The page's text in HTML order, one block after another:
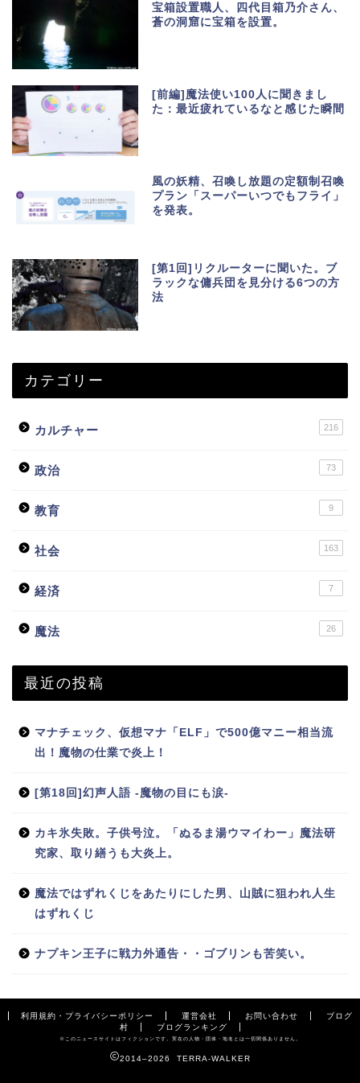
宝箱設置職人、四代目箱乃介さん、
蒼の洞窟に宝箱を設置。
[前編]魔法使い100人に聞きまし
た：最近疲れているなと感じた瞬間
風の妖精、召喚し放題の定額制召喚
プラン「スーパーいつでもフライ」
を発表。
[第1回]リクルーターに聞いた。ブ
ラックな傭兵団を見分ける6つの方
法
カテゴリー
カルチャー 216
政治 73
教育 9
社会 163
経済 7
魔法 26
最近の投稿
マナチェック、仮想マナ「ELF」で500億マニー相当流
出！魔物の仕業で炎上！
[第18回]幻声人語 -魔物の目にも涙-
カキ氷失敗。子供号泣。「ぬるま湯ウマイわー」魔法研
究家、取り繕うも大炎上。
魔法ではずれくじをあたりにした男、山賊に狙われ人生
はずれくじ
ナプキン王子に戦力外通告・・ゴブリンも苦笑い。
利用規約・プライバシーポリシー 運営会社 お問い合わせ
ブログ
村
ブログランキング
※このニュースサイトはフィクションです。実在の人物・団体・地名とは一切関係ありません。
2014–2026 TERRA-WALKER